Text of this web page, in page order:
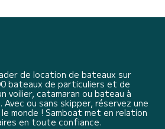
de location de bateaux sur
bateaux de particuliers et de
voilier, catamaran ou bateau à
Avec ou sans skipper, réservez une
monde ! Samboat met en relation
en toute confiance.